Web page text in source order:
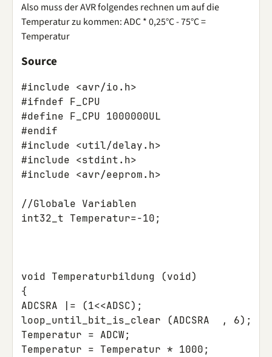
Also muss der AVR folgendes rechnen um auf die
Temperatur zu kommen: ADC * 0,25°C - 75°C =
Temperatur
Source
#include <avr/io.h>
#include <util/delay.h>
#include <stdint.h>
#include <avr/eeprom.h>
//Globale Variablen
int32_t Temperatur=-10;
void Temperaturbildung (void)
{
ADCSRA
|= (1<<ADSC);
loop_until_bit_is_clear
(ADCSRA , 6);
Temperatur = ADCW;
Temperatur = Temperatur * 1000;